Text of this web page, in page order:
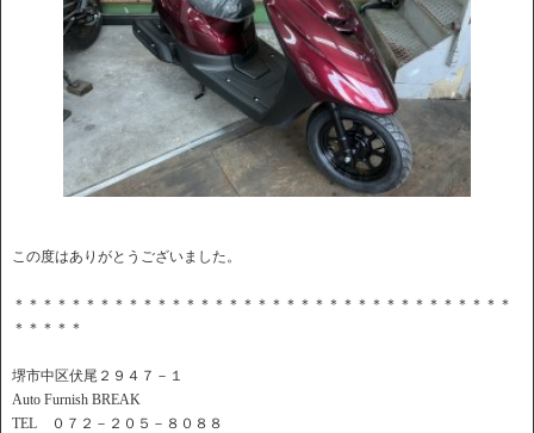
この度はありがとうございました。
＊＊＊＊＊＊＊＊＊＊＊＊＊＊＊＊＊＊＊＊＊＊＊＊＊＊＊＊＊＊＊＊＊＊＊
＊＊＊＊＊
堺市中区伏尾２９４７－１
Auto Furnish BREAK
TEL ０７２－２０５－８０８８